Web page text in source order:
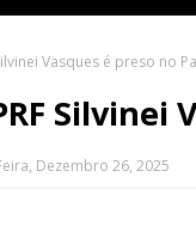
Vasques é preso no
Silvinei
Dezembro 26, 2025